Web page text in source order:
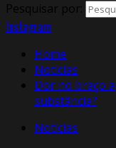
Pesquisar por:
Instagram
Home
Notícias
Dor no braço
substância?
Notícias